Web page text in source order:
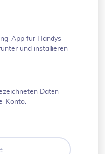
App für Handys
und installieren
Daten
Konto.